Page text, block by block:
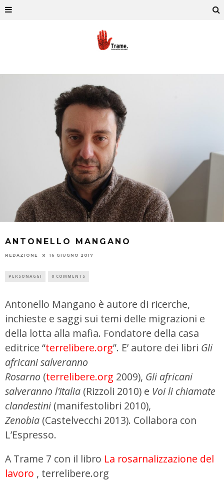
ANTONELLO MANGANO
REDAZIONE 16 GIUGNO 2017
PERSONAGGI 0 COMMENTS
Antonello Mangano è autore di ricerche,
inchieste e saggi sui temi delle migrazioni e
della lotta alla mafia. Fondatore della casa
editrice “terrelibere.org”. E’ autore dei libri Gli
africani salveranno
Rosarno (terrelibere.org 2009), Gli africani
salveranno l’Italia (Rizzoli 2010) e Voi li chiamate
clandestini (manifestolibri 2010),
Zenobia (Castelvecchi 2013). Collabora con
L’Espresso.
A Trame 7 con il libro La rosarnalizzazione del
lavoro , terrelibere.org